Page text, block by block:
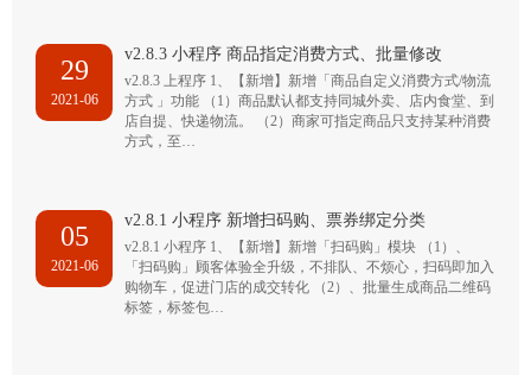
29
2021-06
v2.8.3 小程序 商品指定消费方式、批量修改
v2.8.3 上程序 1、【新增】新增「商品自定义消费方式/物流
方式 」功能 （1）商品默认都支持同城外卖、店内食堂、到
店自提、快递物流。 （2）商家可指定商品只支持某种消费
方式，至…
05
2021-06
v2.8.1 小程序 新增扫码购、票券绑定分类
v2.8.1 小程序 1、【新增】新增「扫码购」模块 （1）、
「扫码购」顾客体验全升级，不排队、不烦心，扫码即加入
购物车，促进门店的成交转化 （2）、批量生成商品二维码
标签，标签包…